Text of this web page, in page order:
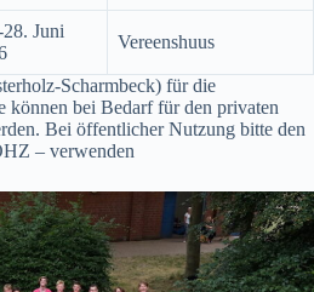
Juni
Vereenshuus
Scharmbeck) für die
können bei Bedarf für den privaten
Bei öffentlicher Nutzung bitte den
– verwenden